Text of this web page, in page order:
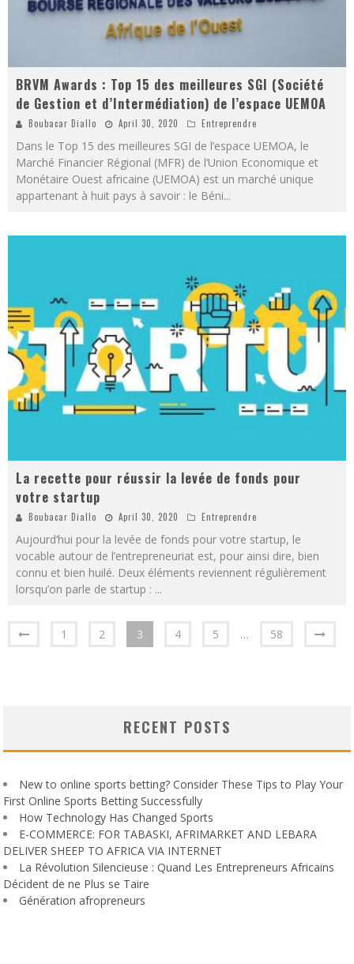
BRVM Awards : Top 15 des meilleures SGI (Société
de Gestion et d’Intermédiation) de l’espace UEMOA
Boubacar Diallo April 30, 2020 Entreprendre
Dans le Top 15 des meilleures SGI de l’espace UEMOA, le
Marché Financier Régional (MFR) de l’Union Economique et
Monétaire Ouest africaine (UEMOA) est un marché unique
appartenant à huit pays à savoir : le Béni...
La recette pour réussir la levée de fonds pour
votre startup
Boubacar Diallo April 30, 2020 Entreprendre
Aujourd’hui pour la levée de fonds pour votre startup, le
vocable autour de l’entrepreneuriat est, pour ainsi dire, bien
connu et bien huilé. Deux éléments reviennent régulièrement
lorsqu’on parle de startup : ...
1 2 3 4 5 … 58
RECENT POSTS
New to online sports betting? Consider These Tips to Play Your
First Online Sports Betting Successfully
How Technology Has Changed Sports
E-COMMERCE: FOR TABASKI, AFRIMARKET AND LEBARA
DELIVER SHEEP TO AFRICA VIA INTERNET
La Révolution Silencieuse : Quand Les Entrepreneurs Africains
Décident de ne Plus se Taire
Génération afropreneurs